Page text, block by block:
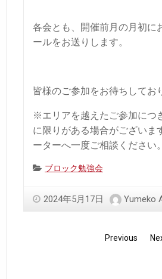
各会とも、開催前月の月初に
ールをお送りします。
皆様のご参加をお待ちしてお
※エリアを越えたご参加につ
に限りがある場合がございま
ーターへ一度ご相談ください。
Categories:
ブロック勉強会
2024年5月17日 Yumeko
Previous